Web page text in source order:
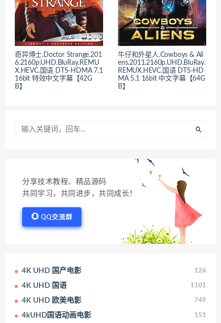
奇异博士.Doctor Strange.201
6.2160p.UHD.BluRay.REMU
X.HEVC.国语 DTS-HDMA 7.1
16bit 特效中文字幕【42G
B】
牛仔和外星人.Cowboys & Ali
ens.2011.2160p.UHD.BluRay.
REMUX.HEVC.国语 DTS-HD
MA 5.1 16bit 中文字幕【64G
B】
分享技术教程、精品源码
共同学习，共同进步，共同成长！
QQ交流群
4K UHD 国产电影 126
4K UHD 国语 1101
4K UHD 欧美电影 749
4kUHD国语动画电影 151